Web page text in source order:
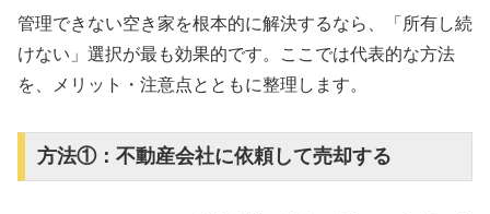
管理できない空き家を根本的に解決するなら、「所有し続
けない」選択が最も効果的です。ここでは代表的な方法
を、メリット・注意点とともに整理します。
方法①：不動産会社に依頼して売却する